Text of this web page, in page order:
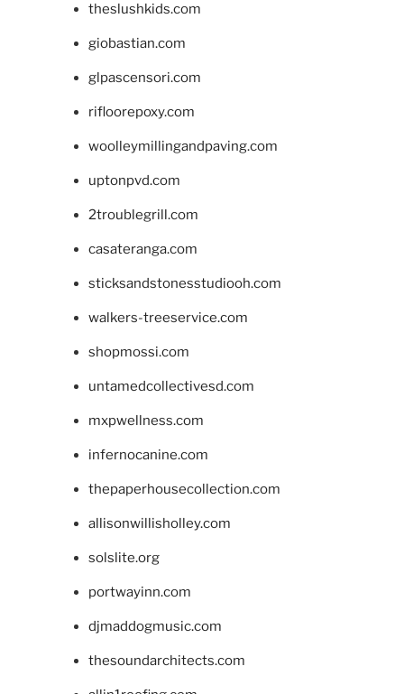
theslushkids.com
giobastian.com
glpascensori.com
rifloorepoxy.com
woolleymillingandpaving.com
uptonpvd.com
2troublegrill.com
casateranga.com
sticksandstonesstudiooh.com
walkers-treeservice.com
shopmossi.com
untamedcollectivesd.com
mxpwellness.com
infernocanine.com
thepaperhousecollection.com
allisonwillisholley.com
solslite.org
portwayinn.com
djmaddogmusic.com
thesoundarchitects.com